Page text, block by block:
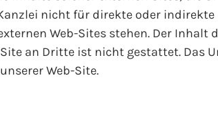
nicht für direkte oder
Web-Sites stehen. Der
an Dritte ist nicht gestattet. Das
Web-Site.